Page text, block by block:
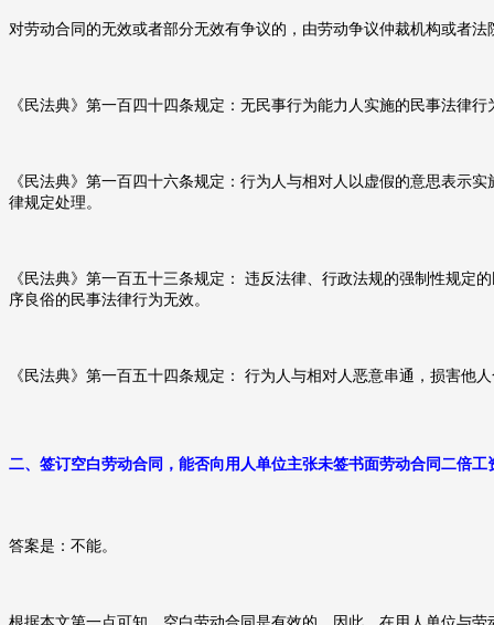
对劳动合同的无效或者部分无效有争议的，由劳动争议仲裁机构或者法
《民法典》第一百四十四条规定：无民事行为能力人实施的民事法律行
《民法典》第一百四十六条规定：行为人与相对人以虚假的意思表示
律规定处理。
《民法典》第一百五十三条规定： 违反法律、行政法规的强制性规
序良俗的民事法律行为无效。
《民法典》第一百五十四条规定： 行为人与相对人恶意串通，损害他
二、 签订空白劳动合同，能否向用人单位主张未签书面劳动合同二倍工
答案是：不能。
根据本文第一点可知，空白劳动合同是有效的，因此，在用人单位与